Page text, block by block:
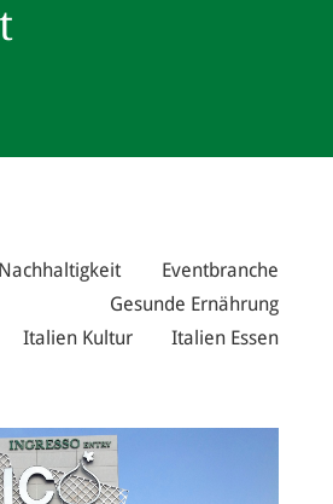
Nachhaltigkeit
Eventbranche
Gesunde Ernährung
Italien Kultur Italien Essen